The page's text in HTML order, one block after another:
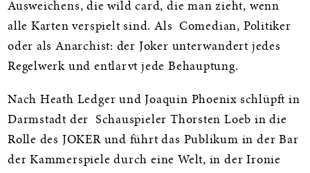
Ausweichens, die wild card, die man zieht, wenn
alle Karten verspielt sind. Als Comedian, Politiker
oder als Anarchist: der Joker unterwandert jedes
Regelwerk und entlarvt jede Behauptung.
Nach Heath Ledger und Joaquin Phoenix schlüpft in
Darmstadt der Schauspieler Thorsten Loeb in die
Rolle des JOKER und führt das Publikum in der Bar
der Kammerspiele durch eine Welt, in der Ironie